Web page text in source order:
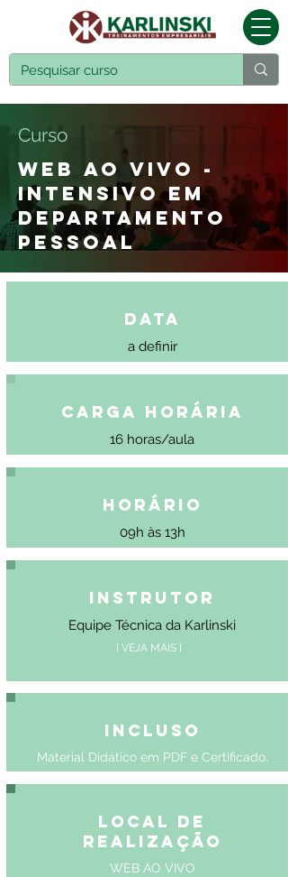
Curso
WEB AO VIVO -
INTENSIVO EM
DEPARTAMENTO
PESSOAL
Data
a definir
Carga Horária
16 horas/aula
Horário
09h às 13h
Instrutor
Equipe Técnica da Karlinski
[ VEJA MAIS ]
Incluso
Material Didático em PDF e Certificado.
Local de
Realização
WEB AO VIVO